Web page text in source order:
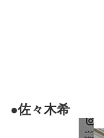
●佐々木希